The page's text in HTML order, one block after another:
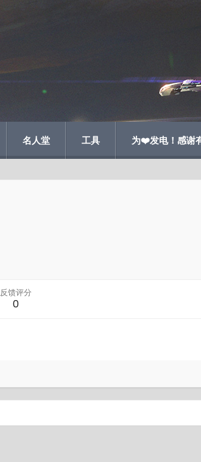
名人堂 工具 为❤️发电！感谢
反馈评分
0